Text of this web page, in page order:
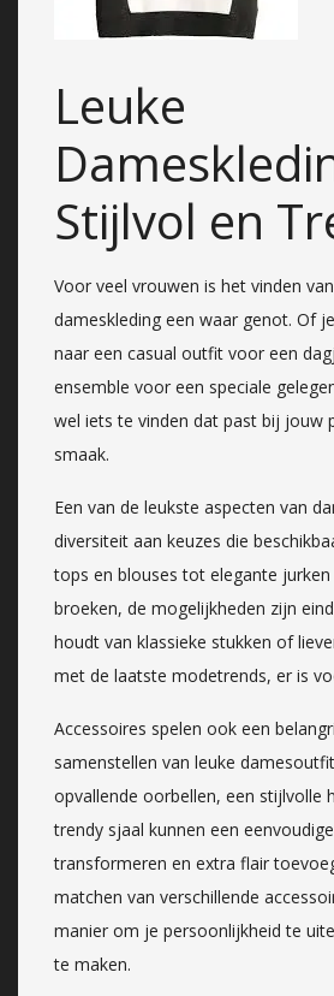
Leuke
Stijlvol en
Voor veel vrouwen is het vinden
dameskleding een waar genot. Of
naar een casual outfit voor een
ensemble voor een speciale
wel iets te vinden dat past bij jouw
smaak.
Een van de leukste aspecten van
diversiteit aan keuzes die
tops en blouses tot elegante
broeken, de mogelijkheden zijn
houdt van klassieke stukken of
met de laatste modetrends, er is
Accessoires spelen ook een
samenstellen van leuke
opvallende oorbellen, een stijlvolle
trendy sjaal kunnen een
transformeren en extra flair
matchen van verschillende
manier om je persoonlijkheid te
te maken.